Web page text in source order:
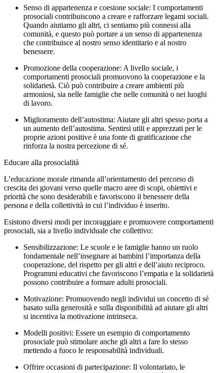
Senso di appartenenza e coesione sociale: I comportamenti
prosociali contribuiscono a creare e rafforzare legami sociali.
Quando aiutiamo gli altri, ci sentiamo più connessi alla
comunità, e questo può portare a un senso di appartenenza
che contribuisce al nostro senso identitario e al nostro
benessere.
Promozione della cooperazione: A livello sociale, i
comportamenti prosociali promuovono la cooperazione e la
solidarietà. Ciò può contribuire a creare ambienti più
armoniosi, sia nelle famiglie che nelle comunità o nei luoghi
di lavoro.
Miglioramento dell’autostima: Aiutare gli altri spesso porta a
un aumento dell’autostima. Sentirsi utili e apprezzati per le
proprie azioni positive è una fonte di gratificazione che
rinforza la nostra percezione di sé.
Educare alla prosocialità
L’educazione morale rimanda all’orientamento del percorso di
crescita dei giovani verso quelle macro aree di scopi, obiettivi e
priorità che sono desiderabili e favoriscono il benessere della
persona e della collettività in cui l’individuo è inserito.
Esistono diversi modi per incoraggiare e promuovere comportamenti
prosociali, sia a livello individuale che collettivo:
Sensibilizzazione: Le scuole e le famiglie hanno un ruolo
fondamentale nell’insegnare ai bambini l’importanza della
cooperazione, del rispetto per gli altri e dell’aiuto reciproco.
Programmi educativi che favoriscono l’empatia e la solidarietà
possono contribuire a formare adulti prosociali.
Motivazione: Promuovendo negli individui un concetto di sé
basato sulla generosità e sulla disponibilità ad aiutare gli altri
si incentiva la motivazione intrinseca.
Modelli positivi: Essere un esempio di comportamento
prosociale può stimolare anche gli altri a fare lo stesso
mettendo a fuoco le responsabilità individuali.
Offrire occasioni di partecipazione: Il volontariato, le